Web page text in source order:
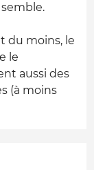
du moins, le
le
aussi des
(à moins